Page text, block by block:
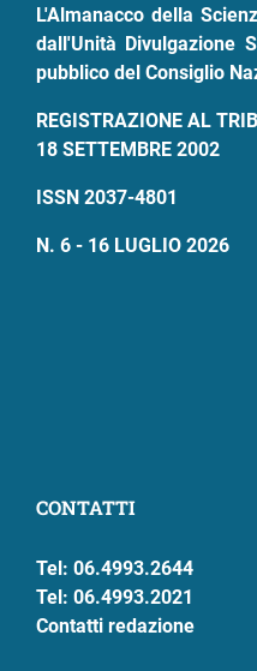
L'Almanacco della
dall'Unità Divulgazione
pubblico del Consiglio
REGISTRAZIONE AL
18 SETTEMBRE 2002
ISSN 2037-4801
N. 6 - 16 LUGLIO 2026
CONTATTI
Tel: 06.4993.2644
Tel: 06.4993.2021
Contatti redazione